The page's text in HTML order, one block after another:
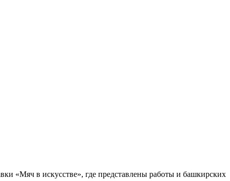
«Мяч в искусстве», где представлены работы и башкирских